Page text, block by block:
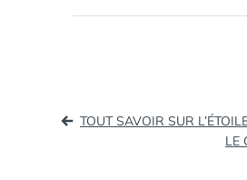
TOUT SAVOIR SUR
LE